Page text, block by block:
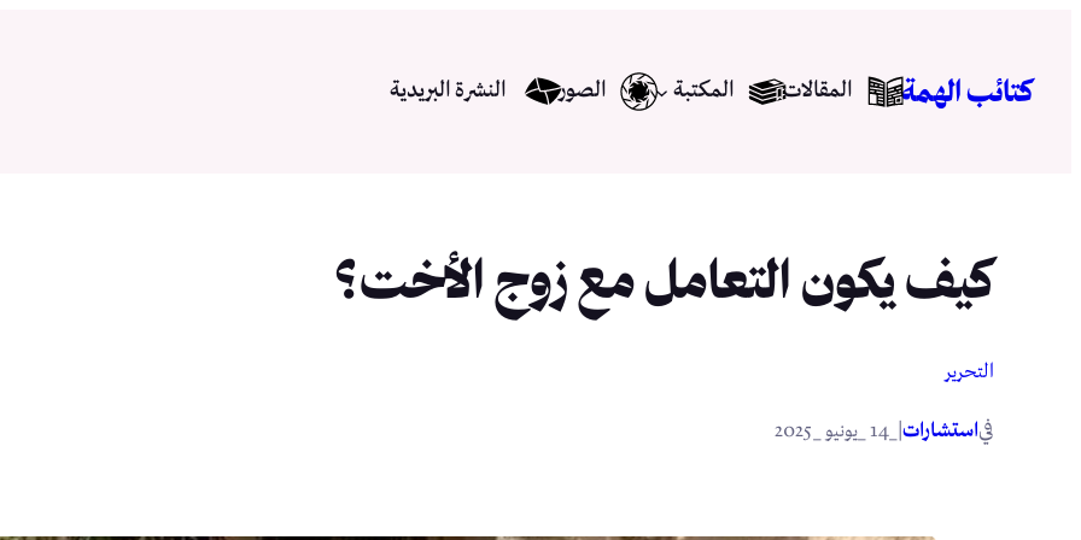
المحتوىكتائب الهمة المقالات المكتبة الصور النشرة البريدية
كيف يكون التعامل مع زوج الأخت؟
التحرير
فياستشارات